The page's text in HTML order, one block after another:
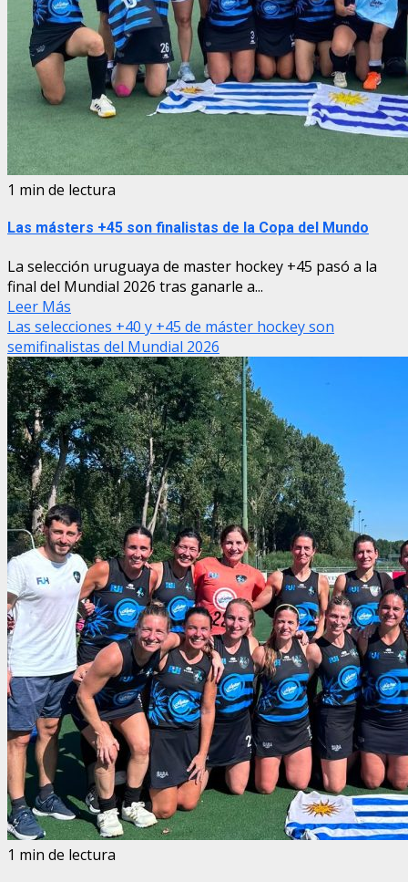
1 min de lectura
Las másters +45 son finalistas de la Copa del Mundo
La selección uruguaya de master hockey +45 pasó a la
final del Mundial 2026 tras ganarle a...
Leer Más
Las selecciones +40 y +45 de máster hockey son
semifinalistas del Mundial 2026
1 min de lectura